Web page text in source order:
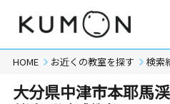
HOME お近くの教室を探す 検索
大分県中津市本耶馬